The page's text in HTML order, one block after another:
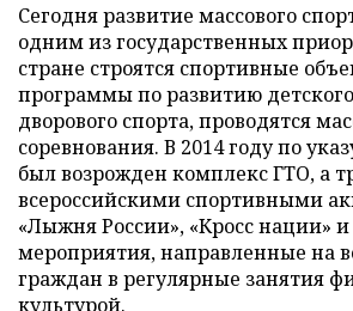
Сегодня развитие массового
одним из государственных
стране строятся спортивные
программы по развитию
дворового спорта, проводятся
соревнования. В 2014 году по
был возрожден комплекс ГТО, а
всероссийскими спортивными
«Лыжня России», «Кросс нации»
мероприятия, направленные на
граждан в регулярные занятия
культурой.